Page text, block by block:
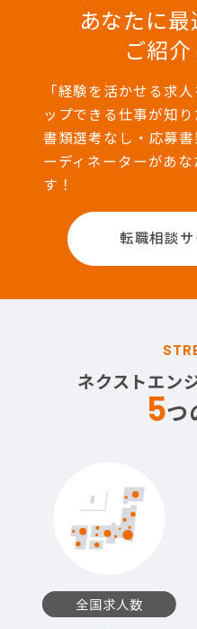
あなたに
ご紹介
「経験を活かせる求
ップできる仕事が知
書類選考なし・応募
ーディネーターがあ
す！
転職相談
ネクストエン
5つ